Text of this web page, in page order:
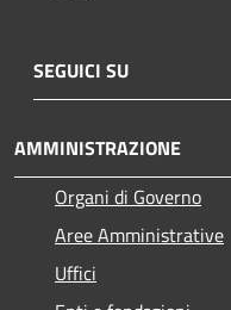
SEGUICI SU
AMMINISTRAZIONE
Organi di Governo
Aree Amministrative
Uffici